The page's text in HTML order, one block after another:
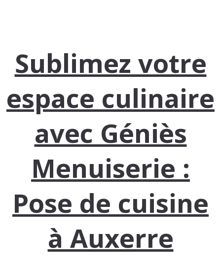
Sublimez votre
espace culinaire
avec Géniès
Menuiserie :
Pose de cuisine
à Auxerre